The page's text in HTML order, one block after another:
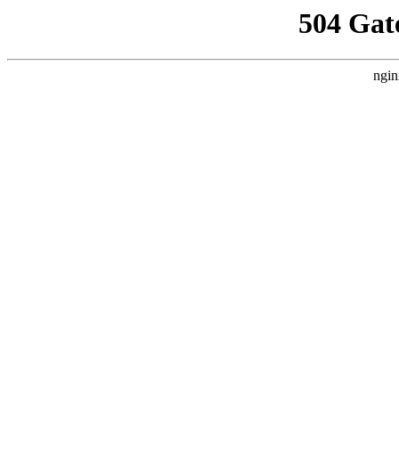
504